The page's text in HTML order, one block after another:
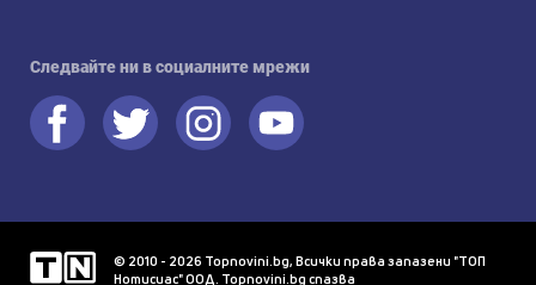
Следвайте ни в социалните мрежи
© 2010 - 2026 Topnovini.bg, Всички права запазени "ТОП
Нотисиас" ООД. Topnovini.bg спазва